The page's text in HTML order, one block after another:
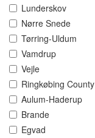
Lunderskov
Nørre Snede
Tørring-Uldum
Vamdrup
Vejle
Ringkøbing County
Aulum-Haderup
Brande
Egvad